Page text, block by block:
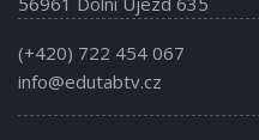
(+420) 722 454 067
info@edutabtv.cz